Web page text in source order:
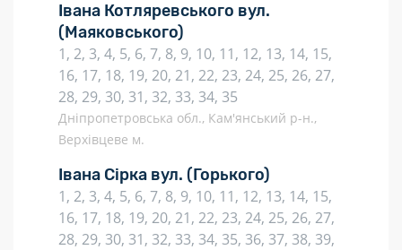
Івана Котляревського вул.
(Маяковського)
1, 2, 3, 4, 5, 6, 7, 8, 9, 10, 11, 12, 13, 14, 15,
16, 17, 18, 19, 20, 21, 22, 23, 24, 25, 26, 27,
28, 29, 30, 31, 32, 33, 34, 35
Дніпропетровська обл., Кам'янський р-н.,
Верхівцеве м.
Івана Сірка вул. (Горького)
1, 2, 3, 4, 5, 6, 7, 8, 9, 10, 11, 12, 13, 14, 15,
16, 17, 18, 19, 20, 21, 22, 23, 24, 25, 26, 27,
28, 29, 30, 31, 32, 33, 34, 35, 36, 37, 38, 39,